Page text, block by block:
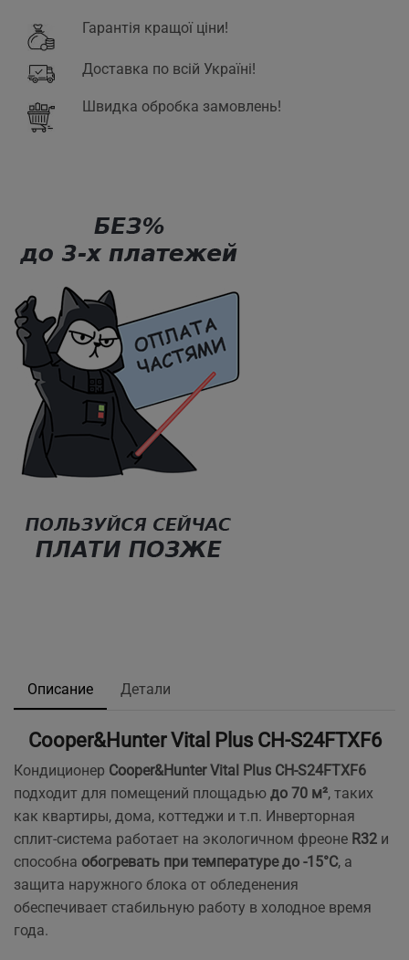
Гарантія кращої ціни!
Доставка по всій Україні!
Швидка обробка замовлень!
Описание Детали
Cooper&Hunter Vital Plus CH-S24FTXF6
Кондиционер Cooper&Hunter Vital Plus CH-S24FTXF6
подходит для помещений площадью до 70 м², таких
как квартиры, дома, коттеджи и т.п. Инверторная
сплит-система работает на экологичном фреоне R32 и
способна обогревать при температуре до -15°C, а
защита наружного блока от обледенения
обеспечивает стабильную работу в холодное время
года.